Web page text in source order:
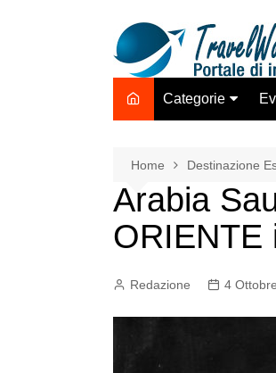
Categorie
Destinazione Italia
TO ADV OLTA
Trasporti
Hotel Strutture
Istituzioni
Home Destinazione
Arabia
ORIENTE
Redazione 4